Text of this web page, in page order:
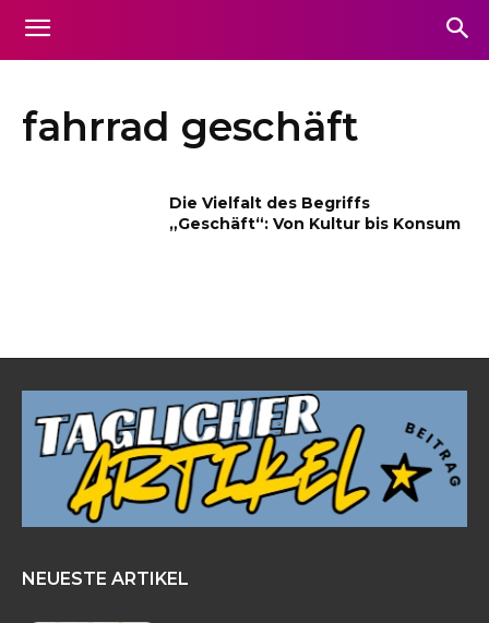
fahrrad geschäft
Die Vielfalt des Begriffs
„Geschäft“: Von Kultur bis Konsum
NEUESTE ARTIKEL